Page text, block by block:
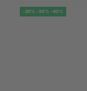
-20% -30% -40%